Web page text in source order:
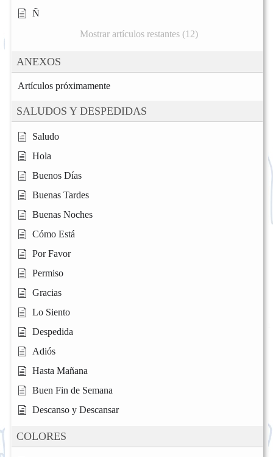
Ñ
Mostrar artículos restantes (12)
ANEXOS
Artículos próximamente
SALUDOS Y DESPEDIDAS
Saludo
Hola
Buenos Días
Buenas Tardes
Buenas Noches
Cómo Está
Por Favor
Permiso
Gracias
Lo Siento
Despedida
Adiós
Hasta Mañana
Buen Fin de Semana
Descanso y Descansar
COLORES